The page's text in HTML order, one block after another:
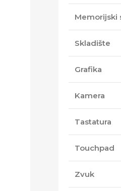
Memorijski
Skladište
Grafika
Kamera
Tastatura
Touchpad
Zvuk